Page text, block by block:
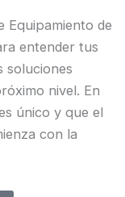
Equipamiento de
entender tus
soluciones
nivel. En
único y que el
con la